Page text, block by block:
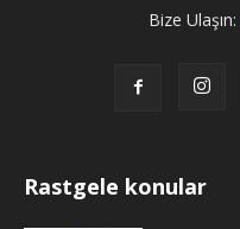
Bize Ulaşın:
Rastgele konular